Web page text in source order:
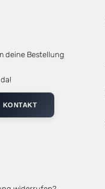
deine Bestellung
KONTAKT